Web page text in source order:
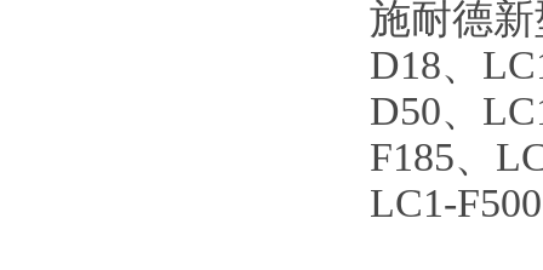
施耐德
D18、
D50、
F185、
LC1-